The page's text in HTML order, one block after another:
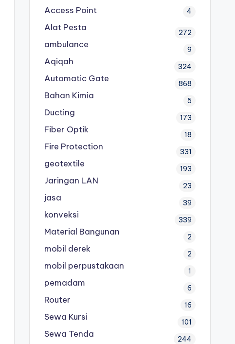
Access Point 4
Alat Pesta 272
ambulance 9
Aqiqah 324
Automatic Gate 868
Bahan Kimia 5
Ducting 173
Fiber Optik 18
Fire Protection 331
geotextile 193
Jaringan LAN 23
jasa 39
konveksi 339
Material Bangunan 2
mobil derek 2
mobil perpustakaan 1
pemadam 6
Router 16
Sewa Kursi 101
Sewa Tenda 244